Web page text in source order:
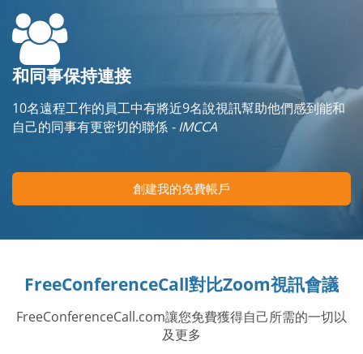
和同事保持連接
10名遠程工作的員工中有將近9名說視訊幫助他們感到能和
自己的同事有更密切的聯係 - IMCCA
創建我的免費帳戶
FreeConferenceCall對比Zoom視訊會議
FreeConferenceCall.com讓您免費獲得自己所需的一切以
及更多